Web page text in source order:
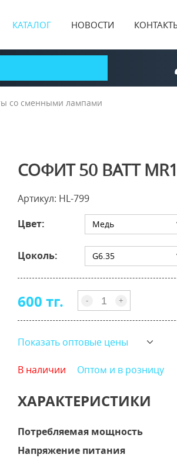
КАТАЛОГ НОВОСТИ
со сменными лампами
СОФИТ 50 ВАТТ
Артикул: HL-799
Цвет:
Медь
Цоколь: G6.35
600 тг. - +
Показать оптовые цены
В наличии Оптом и в розницу
ХАРАКТЕРИСТИКИ
Потребляемая мощность
Напряжение питания